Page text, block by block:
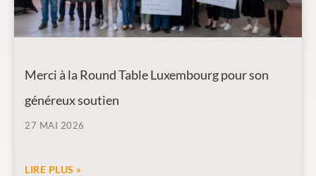
Merci à la Round Table Luxembourg pour son
généreux soutien
27 MAI 2026
LIRE PLUS »